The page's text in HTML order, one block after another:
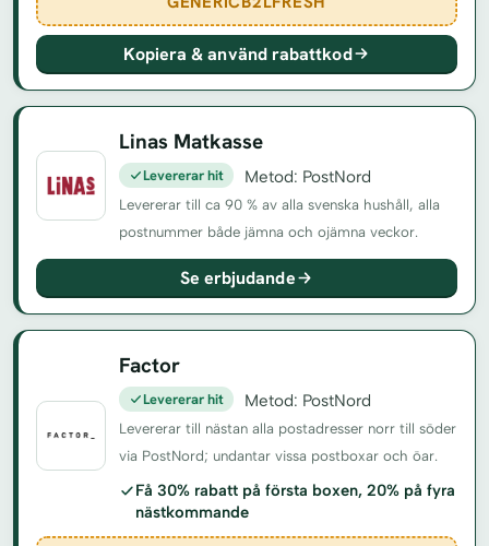
Kopiera & använd rabattkod
Linas Matkasse
Levererar hit Metod: PostNord
Levererar till ca 90 % av alla svenska hushåll, alla
postnummer både jämna och ojämna veckor.
Se erbjudande
Factor
Levererar hit Metod: PostNord
Levererar till nästan alla postadresser norr till söder
via PostNord; undantar vissa postboxar och öar.
Få 30% rabatt på första boxen, 20% på fyra
nästkommande